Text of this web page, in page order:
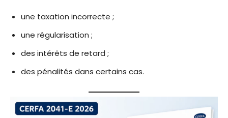
une taxation incorrecte ;
une régularisation ;
des intérêts de retard ;
des pénalités dans certains cas.